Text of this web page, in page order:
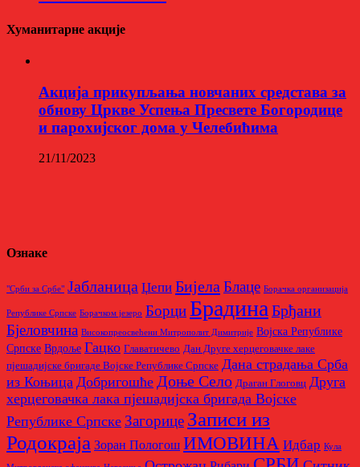
Хуманитарне акције
Aкција прикупљања новчаних средстава за
обнову Цркве Успења Пресвете Богородице
и парохијског дома у Челебићима
21/11/2023
Ознаке
"Срби за Србе" Јабланица Џепи БијелаБлаце Борачкa организацијa
Републике Српске Борачком језеро БорциБрадинаБрђани
Бјеловчина Високопреосвећени Митрополит Димитрије Војска Републике
Српске Врдоље Гацко Главатичево Дан Друге херцеговачке лаке
пјешадијске бригаде Војске Републике Српске Дана страдања Срба
из Коњица Добригошће Доње Село Драган Глоговц Друга
херцеговачка лака пјешадијска бригада Војске
Републике Српске Загорице Записи из
Родoкраја Зоран Пологош ИМОВИНА Идбар Кула